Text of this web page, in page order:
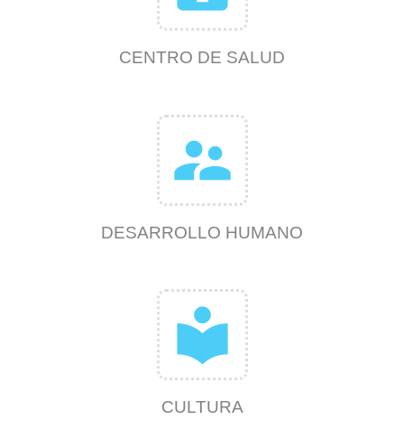
CENTRO DE SALUD
supervisor_account
DESARROLLO HUMANO
local_library
CULTURA